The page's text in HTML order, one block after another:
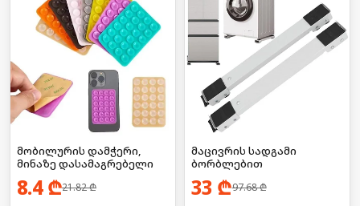
მობილურის დამჭერი,
მინაზე დასამაგრებელი
8.4₾21.82₾
მაცივრის სადგამი
ბორბლებით
33 ₾97.68₾